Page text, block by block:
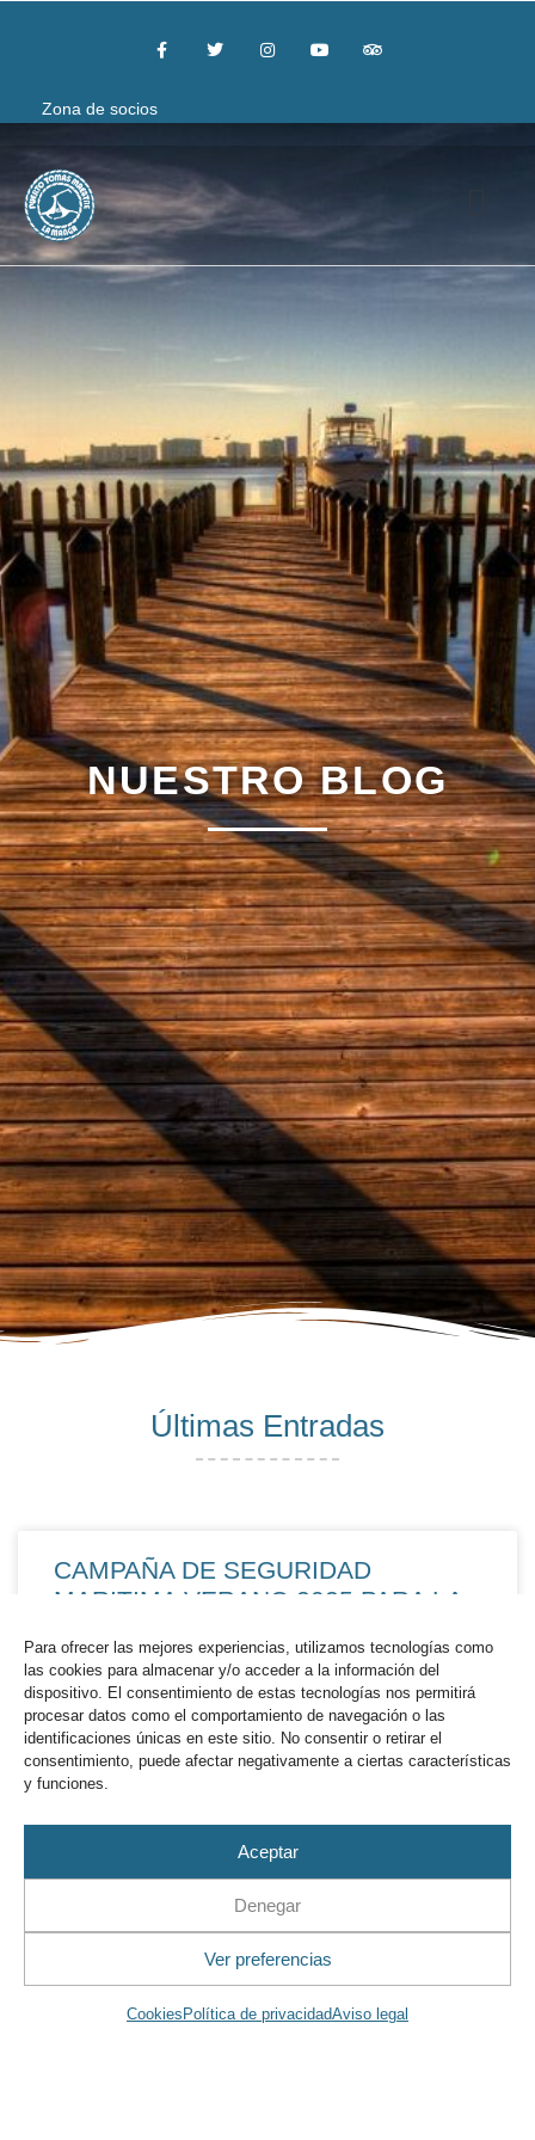
Para ofrecer las mejores experiencias, utilizamos tecnologías como
las cookies para almacenar y/o acceder a la información del
dispositivo. El consentimiento de estas tecnologías nos permitirá
procesar datos como el comportamiento de navegación o las
identificaciones únicas en este sitio. No consentir o retirar el
consentimiento, puede afectar negativamente a ciertas características
y funciones.
Aceptar
Denegar
Ver preferencias
Cookies Política de privacidadAviso legal
Zona de socios
NUESTRO BLOG
Últimas Entradas
CAMPAÑA DE SEGURIDAD
MARITIMA VERANO 2025 PARA LA
Campaña de Seguridad Marítima Verano 2025: ¡navega
seguro en la náutica de recreo este verano! El Capitán
Marítimo de Cartagena, Óscar Villar Serrano, compartió
información
LEER MÁS
¡Descubre el resumen del Marina
El pasado 14 de junio tuvo lugar el Marina Day 2025 en